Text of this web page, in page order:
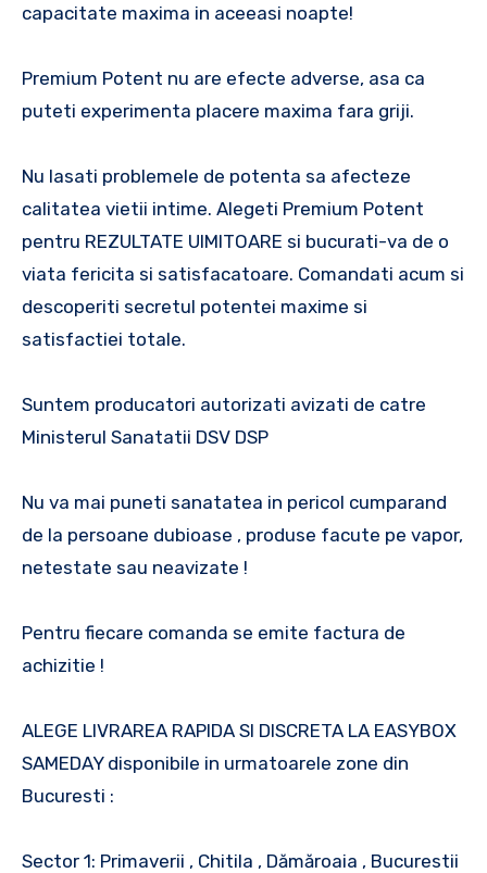
capacitate maxima in aceeasi noapte!
Premium Potent nu are efecte adverse, asa ca
puteti experimenta placere maxima fara griji.
Nu lasati problemele de potenta sa afecteze
calitatea vietii intime. Alegeti Premium Potent
pentru REZULTATE UIMITOARE si bucurati-va de o
viata fericita si satisfacatoare. Comandati acum si
descoperiti secretul potentei maxime si
satisfactiei totale.
Suntem producatori autorizati avizati de catre
Ministerul Sanatatii DSV DSP
Nu va mai puneti sanatatea in pericol cumparand
de la persoane dubioase , produse facute pe vapor,
netestate sau neavizate !
Pentru fiecare comanda se emite factura de
achizitie !
ALEGE LIVRAREA RAPIDA SI DISCRETA LA EASYBOX
SAMEDAY disponibile in urmatoarele zone din
Bucuresti :
Sector 1: Primaverii , Chitila , Dămăroaia , Bucurestii